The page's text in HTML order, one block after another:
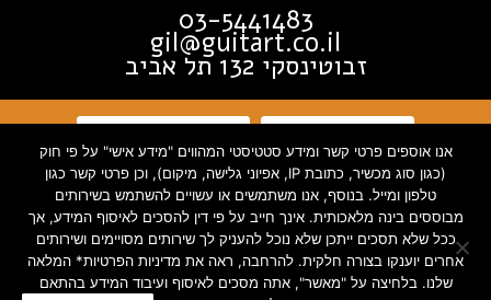
03-5441483
gil@guitart.co.il
זבוטינסקי 132 תל אביב
הצהרת נגישות
מדיניות פרטיות
אנו אוספים פרטי קשר ומידע סטטיסטי המהווים "מידע אישי" על פי חוק
(כגון סוג מכשיר, כתובת IP, אפיוני גלישה, מיקום), וכן פרטי קשר כגון
טלפון ומייל. בנוסף, אנו משתמשים או עשויים להשתמש בשירותים
מבוססים בינה מלאכותית. אינך חייב על פי דין להסכים לאיסוף המידע, אך
ככל שלא תסכים ייתכן שלא נוכל להעניק לך שירותים מסויימים ושירותים
אחרים יוענקו בצורה חלקית. להרחבה, ראה את מדיניות הפרטיות* המלאה
שלנו. בלחיצה על "מאשר", אתה מסכים לאיסוף ועיבוד המידע בהתאם